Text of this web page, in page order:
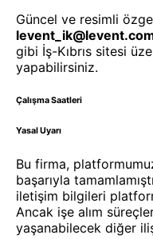
Güncel ve resimli
gibi İş-Kıbrıs sitesi
yapabilirsiniz.
Çalışma Saatleri
Yasal Uyarı
Bu firma,
başarıyla
iletişim bilgileri
Ancak işe alım
yaşanabilecek diğer